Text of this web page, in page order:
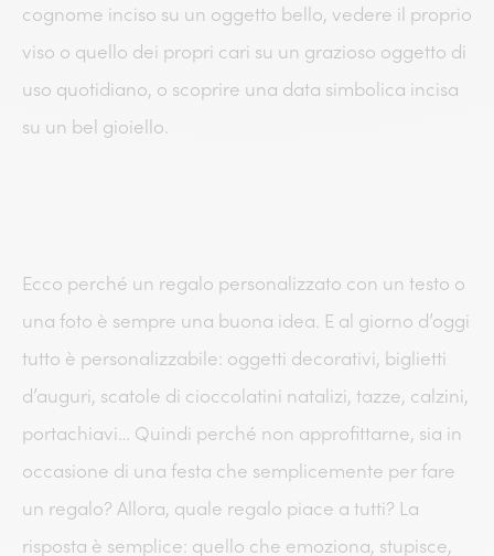
cognome inciso su un oggetto bello, vedere il proprio
viso o quello dei propri cari su un grazioso oggetto di
uso quotidiano, o scoprire una data simbolica incisa
su un bel gioiello.
Ecco perché un regalo personalizzato con un testo o
una foto è sempre una buona idea. E al giorno d’oggi
tutto è personalizzabile: oggetti decorativi, biglietti
d’auguri, scatole di cioccolatini natalizi, tazze, calzini,
portachiavi… Quindi perché non approfittarne, sia in
occasione di una festa che semplicemente per fare
un regalo? Allora, quale regalo piace a tutti? La
risposta è semplice: quello che emoziona, stupisce,